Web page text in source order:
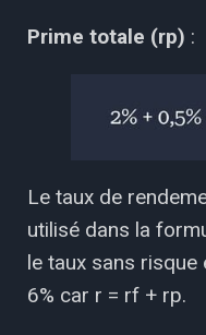
Prime totale (rp) :
Le taux de
utilisé dans la
le taux sans risque
6% car r = rf + rp.